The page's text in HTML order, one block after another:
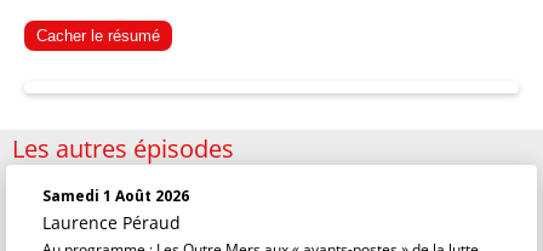
Cacher le résumé
Les autres épisodes
Samedi 1 Août 2026
Laurence Péraud